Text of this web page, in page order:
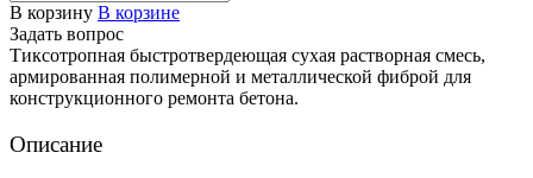
В корзину В корзине
Задать вопрос
Тиксотропная быстротвердеющая сухая растворная смесь,
армированная полимерной и металлической фиброй для
конструкционного ремонта бетона.
Описание